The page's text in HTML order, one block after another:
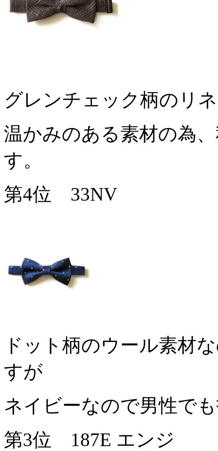
グレンチェック柄のリ
温かみのある素材の為
す。
第4位 33NV
ドット柄のウール素材
すが
ネイビーなので男性で
第3位 187E エンジ